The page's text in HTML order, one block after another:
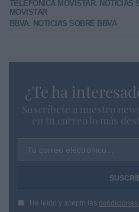
TELEFÓNICA MOVISTAR. NOTICIAS
MOVISTAR
BBVA. NOTICIAS SOBRE BBVA
¿Te ha
Suscríbete a nuestro
en tu correo lo más
Tu correo electrónico...
He leído y acepto las